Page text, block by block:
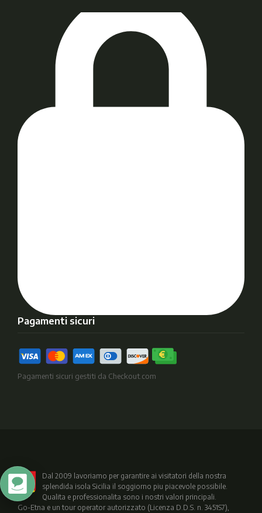
Pagamenti sicuri
Pagamenti sicuri gestiti da Checkout.com
Dal 2009 lavoriamo per garantire ai visitatori della nostra
splendida isola Sicilia il soggiorno piu piacevole possibile.
Qualita e professionalita sono i nostri valori principali.
Go-Etna e un tour operator autorizzato (Licenza D.D.S. n. 3451S7),